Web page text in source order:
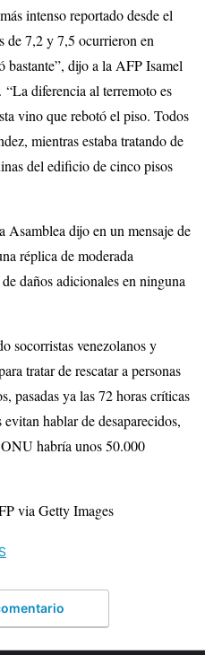
intenso reportado desde el
de 7,2 y 7,5 ocurrieron en
bastante”, dijo a la AFP Isamel
diferencia al terremoto es
vino que rebotó el piso. Todos
mientras estaba tratando de
del edificio de cinco pisos
Asamblea dijo en un mensaje de
réplica de moderada
daños adicionales en ninguna
socorristas venezolanos y
tratar de rescatar a personas
pasadas ya las 72 horas críticas
hablar de desaparecidos,
habría unos 50.000
via Getty Images